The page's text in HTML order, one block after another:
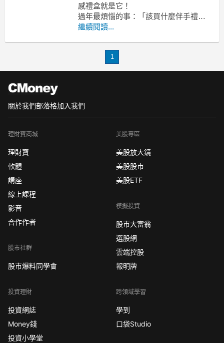
感禮盒就是它！
過年最煩惱的事：「該買什麼伴手禮好
啊？」高級禮盒推薦
價禮盒推薦 高級禮盒包裝 300元禮盒推
繼續閱讀...
1
關於我們部落格加入我們
理財寶商城
理財寶
軟體
講座
線上課程
影音
合作作者
股市社群
股市爆料同學會
投資理財
投資網誌
Money錢
投資小學堂
美股專區
美股放大鏡
美股股市
美股ETF
模擬投資
股市大富翁
選股網
雲端控股
報明牌
跨領域學習
學到
口袋Studio